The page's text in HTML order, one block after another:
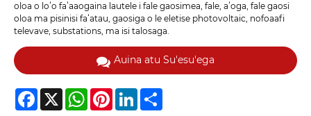
oloa o loʻo faʻaaogaina lautele i fale gaosimea, fale, aʻoga, fale gaosi
oloa ma pisinisi faʻatau, gaosiga o le eletise photovoltaic, nofoaafi
televave, substations, ma isi talosaga.
Auina atu Su'esu'ega
Facebook
X WhatsAppPinterestLinkedIn